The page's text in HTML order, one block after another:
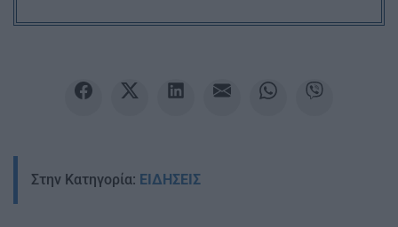
Στην Κατηγορία: ΕΙΔΗΣΕΙΣ